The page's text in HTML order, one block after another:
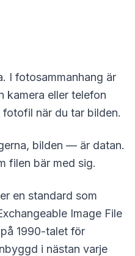
I fotosammanhang är
kamera eller telefon
när du tar bilden.
bilden — är datan.
filen bär med sig.
en standard som
Image File
1990-talet för
i nästan varje